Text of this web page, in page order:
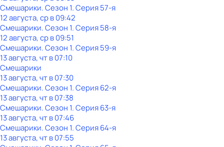
Смешарики. Сезон 1. Серия 57-я
12 августа, ср в 09:42
Смешарики. Сезон 1. Серия 58-я
12 августа, ср в 09:51
Смешарики. Сезон 1. Серия 59-я
13 августа, чт в 07:10
Смешарики
13 августа, чт в 07:30
Смешарики. Сезон 1. Серия 62-я
13 августа, чт в 07:38
Смешарики. Сезон 1. Серия 63-я
13 августа, чт в 07:46
Смешарики. Сезон 1. Серия 64-я
13 августа, чт в 07:55